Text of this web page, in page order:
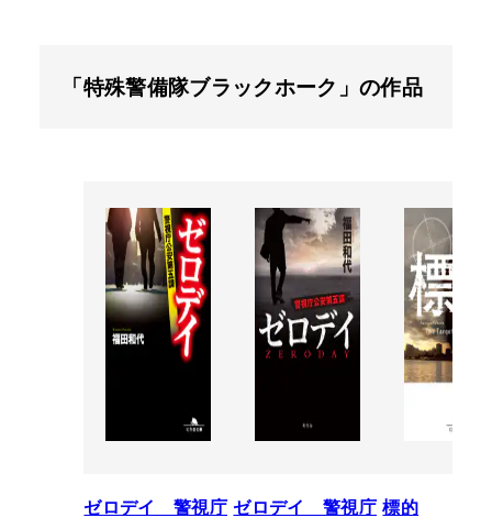
「特殊警備隊ブラックホーク」の作品
ゼロデイ 警視庁 ゼロデイ 警視庁 標的